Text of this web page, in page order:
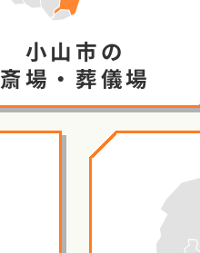
小山市の
斎場・葬儀場